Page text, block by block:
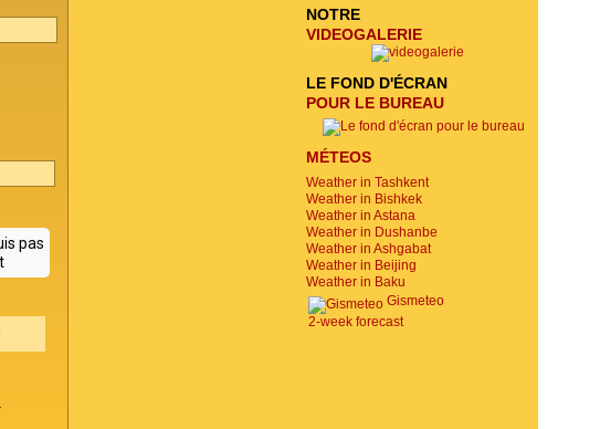
NOTRE
VIDEOGALERIE
LE FOND D'ÉCRAN
POUR LE BUREAU
MÉTEOS
Weather in Tashkent
Weather in Bishkek
Weather in Astana
Weather in Dushanbe
Weather in Ashgabat
Weather in Beijing
Weather in Baku
Gismeteo
2-week forecast